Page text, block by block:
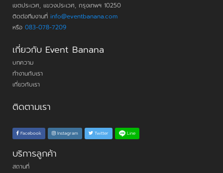
เขตประเวศ, แขวงประเวศ, กรุงเทพฯ 10250
ติดต่อทีมงานที่ info@eventbanana.com
หรือ 083-078-7209
เกี่ยวกับ Event Banana
บทความ
ทำงานกับเรา
เกี่ยวกับเรา
ติดตามเรา
Facebook Instagram Twitter Line
บริการลูกค้า
สถานที่